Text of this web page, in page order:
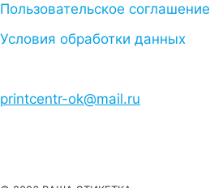
Пользовательское соглашение
Условия обработки данных
printcentr-ok@mail.ru